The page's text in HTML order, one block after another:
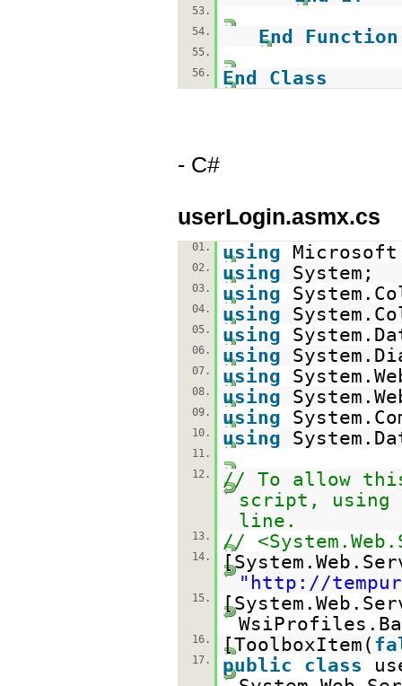
53.
54.
End Function
55.
56.
End Class
- C#
userLogin.asmx.cs
01. using
02. using System;
03. using
04. using
05. using
06. using
07. using
08. using
09. using
10. using
11.
12.
// To allow
script, using
line.
13. //
14.
" http://
15.
16. [ToolboxItem(
17. public class